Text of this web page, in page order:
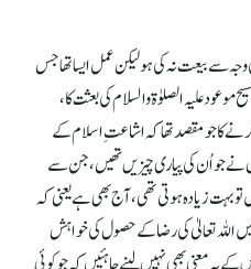
وجہ سے بیعت نہ کی ہو لیکن عمل ایسا تھا جس
علیہ الصلوٰۃ والسلام کی بعثت کا،
کا جو مقصد تھا کہ اشاعتِ اسلام کے
جو اُن کی پیاری چیزیں تھیں، جن سے
بہت زیادہ ہوتی تھی، آج بھی ہے یعنی کہ
اللہ تعالیٰ کی رضا کے حصول کی خواہش